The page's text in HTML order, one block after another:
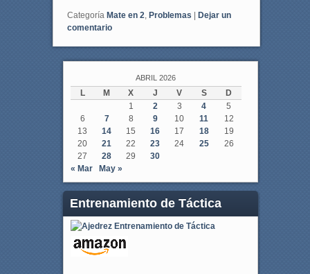
Categoría Mate en 2, Problemas
Dejar un
comentario
ABRIL 2026
L M X J V S
D
1
2 3 4
5
6
7 8 9 10 11
12
13
14 15 16 17 18
19
20
21 22 23 24 25
26
27
28 29
30
« Mar
May »
Entrenamiento de Táctica